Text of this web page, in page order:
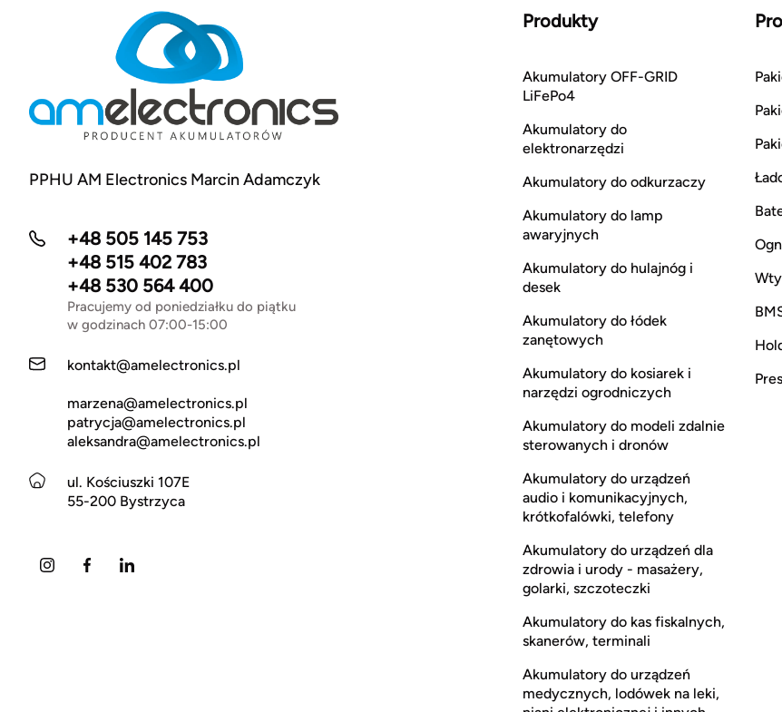
PPHU AM Electronics Marcin Adamczyk
+48 505 145 753
+48 515 402 783
+48 530 564 400
Pracujemy od poniedziałku do piątku
w godzinach 07:00-15:00
kontakt@amelectronics.pl
marzena@amelectronics.pl
patrycja@amelectronics.pl
aleksandra@amelectronics.pl
ul. Kościuszki 107E
55-200 Bystrzyca
Produkty
Akumulatory OFF-GRID
LiFePo4
Akumulatory do
elektronarzędzi
Akumulatory do odkurzaczy
Akumulatory do lamp
awaryjnych
Akumulatory do hulajnóg i
desek
Akumulatory do łódek
zanętowych
Akumulatory do kosiarek i
narzędzi ogrodniczych
Akumulatory do modeli zdalnie
sterowanych i dronów
Akumulatory do urządzeń
audio i komunikacyjnych,
krótkofalówki, telefony
Akumulatory do urządzeń dla
zdrowia i urody - masażery,
golarki, szczoteczki
Akumulatory do kas fiskalnych,
skanerów, terminali
Akumulatory do urządzeń
medycznych, lodówek na leki,